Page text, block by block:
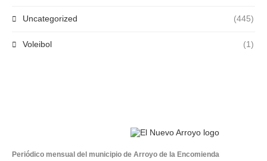
Uncategorized (445)
Voleibol (1)
Periódico mensual del municipio de Arroyo de la Encomienda